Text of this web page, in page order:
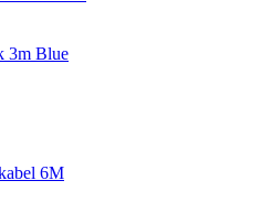
3m Blue
6M